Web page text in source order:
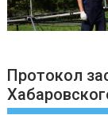
Протокол